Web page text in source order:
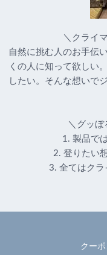
＼クライ
自然に挑む人のお手伝
くの人に知って欲しい
したい。そんな想いで
＼グッぼ
1. 製品で
2. 登りたい
3. 全てはクラ
クー